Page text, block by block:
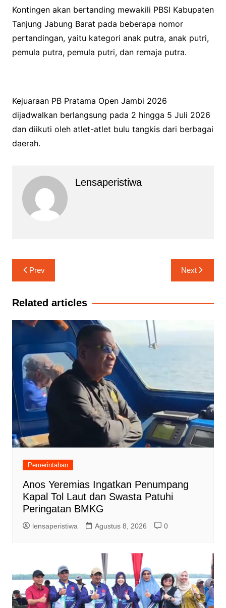
Kontingen akan bertanding mewakili PBSI Kabupaten
Tanjung Jabung Barat pada beberapa nomor
pertandingan, yaitu kategori anak putra, anak putri,
pemula putra, pemula putri, dan remaja putra.
Kejuaraan PB Pratama Open Jambi 2026
dijadwalkan berlangsung pada 2 hingga 5 Juli 2026
dan diikuti oleh atlet-atlet bulu tangkis dari berbagai
daerah.
Lensaperistiwa
Navigasi
pos
Prev Next
Related articles
Pemerintahan
Anos Yeremias Ingatkan Penumpang
Kapal Tol Laut dan Swasta Patuhi
Peringatan BMKG
lensaperistiwa Agustus 8, 2026 0